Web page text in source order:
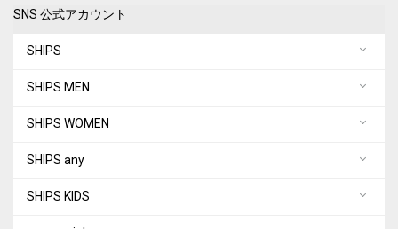
SNS 公式アカウント
SHIPS
SHIPS MEN
SHIPS WOMEN
SHIPS any
SHIPS KIDS